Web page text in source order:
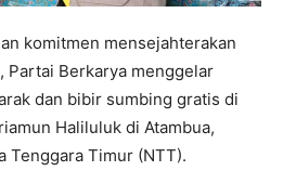
komitmen mensejahterakan
Partai Berkarya menggelar
dan bibir sumbing gratis di
Haliluluk di Atambua,
Tenggara Timur (NTT).